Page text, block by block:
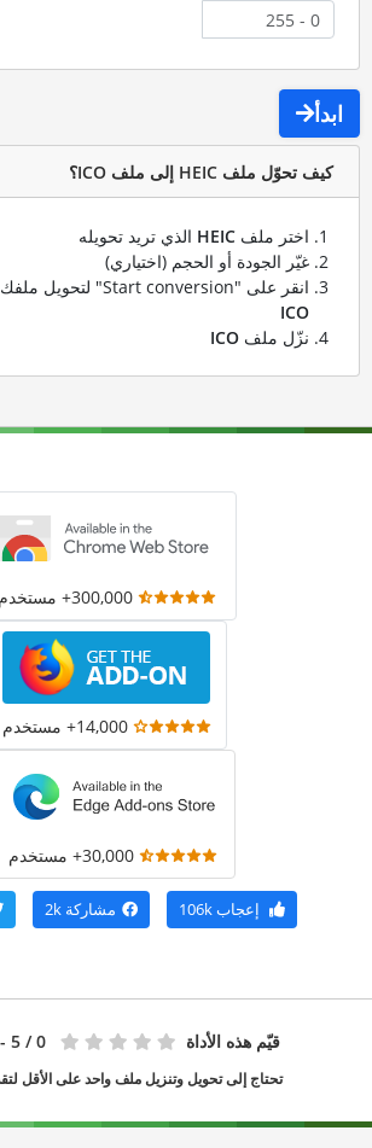
ابدأ
كيف تحوّل ملف HEIC إلى ملف ICO؟
اختر ملف HEICالذي تريد تحويله
غيّر الجودة أو الحجم (اختياري)
انقر على "Start conversion" لتحويل ملفك من
ICO
نزّل ملف ICO
300,000+ مستخدم
14,000+ مستخدم
30,000+ مستخدم
إعجاب106k مشاركة 2k
قيّم هذه الأداة 0 / 5 - 0 تصويتات
تحتاج إلى تحويل وتنزيل ملف واحد على الأقل